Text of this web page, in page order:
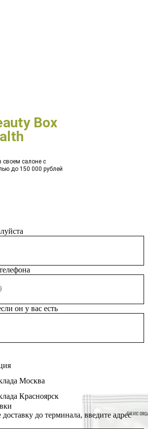
Box
своем салоне с
до 150 000 рублей
он у вас есть
Москва
Красноярск
до терминала, введите адрес